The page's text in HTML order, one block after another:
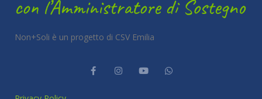
Non+Soli è un progetto di CSV Emilia